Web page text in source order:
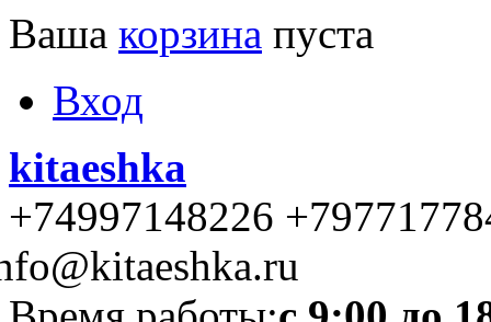
Ваша корзина пуста
Вход
kitaeshka
+74997148226